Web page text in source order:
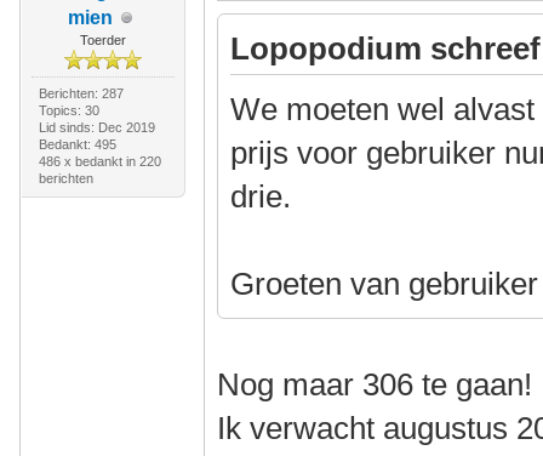
mien
Toerder
Berichten: 287
Topics: 30
Lid sinds: Dec 2019
Bedankt: 495
486 x bedankt in 220
berichten
Lopopodium
We moeten wel
prijs voor gebruiker
drie.
Groeten van
Nog maar 306 te gaan!
Ik verwacht augustus